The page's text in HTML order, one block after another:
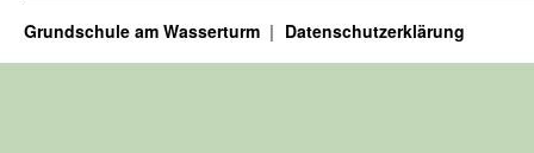
Grundschule am Wasserturm Datenschutzerklärung